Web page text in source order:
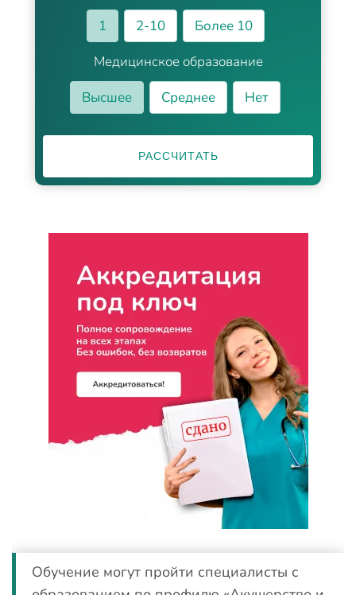
1
2-10
Более 10
Медицинское образование
Высшее
Среднее Нет
РАССЧИТАТЬ
Обучение могут пройти специалисты с